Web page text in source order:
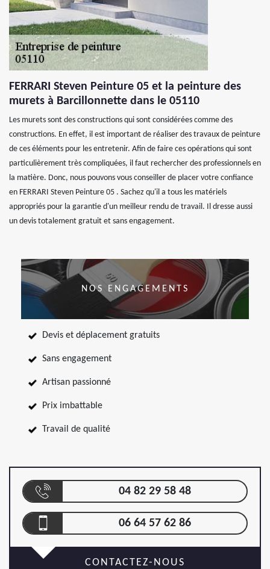
FERRARI Steven Peinture 05 et la peinture des
murets à Barcillonnette dans le 05110
Les murets sont des constructions qui sont considérées comme des
constructions. En effet, il est important de réaliser des travaux de peinture
de ces éléments pour les entretenir. Afin de faire ces opérations qui sont
particulièrement très compliquées, il faut rechercher des professionnels en
la matière. Donc, nous pouvons vous conseiller de placer votre confiance
en FERRARI Steven Peinture 05 . Sachez qu'il a tous les matériels
appropriés pour la garantie d'un meilleur rendu de travail. Il dresse aussi
un devis totalement gratuit et sans engagement.
NOS ENGAGEMENTS
Devis et déplacement gratuits
Sans engagement
Artisan passionné
Prix imbattable
Travail de qualité
04 82 29 58 48
06 64 57 62 86
CONTACTEZ-NOUS